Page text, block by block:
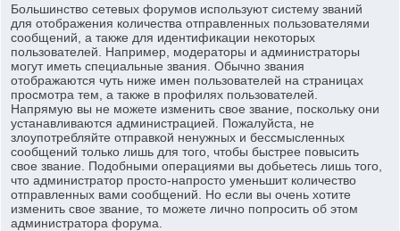
Большинство сетевых форумов используют систему званий
для отображения количества отправленных пользователями
сообщений, а также для идентификации некоторых
пользователей. Например, модераторы и администраторы
могут иметь специальные звания. Обычно звания
отображаются чуть ниже имен пользователей на страницах
просмотра тем, а также в профилях пользователей.
Напрямую вы не можете изменить свое звание, поскольку они
устанавливаются администрацией. Пожалуйста, не
злоупотребляйте отправкой ненужных и бессмысленных
сообщений только лишь для того, чтобы быстрее повысить
свое звание. Подобными операциями вы добьетесь лишь того,
что администратор просто-напросто уменьшит количество
отправленных вами сообщений. Но если вы очень хотите
изменить свое звание, то можете лично попросить об этом
администратора форума.